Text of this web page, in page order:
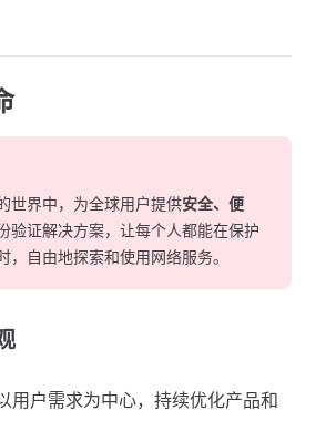
世界中，为全球用户提供安全、便
验证解决方案，让每个人都能在保护
，自由地探索和使用网络服务。
用户需求为中心，持续优化产品和